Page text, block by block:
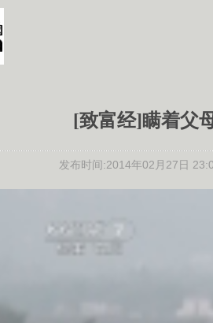
[致富经]瞒着父
发布时间:2014年02月27日